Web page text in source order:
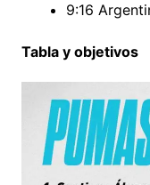
9:16
Tabla y objetivos